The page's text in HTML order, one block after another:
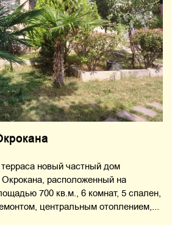
новый частный дом
расположенный на
700 кв.м., 6 комнат, 5 спален,
центральным отоплением,...